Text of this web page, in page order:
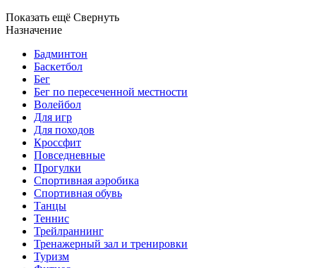
Показать ещё Свернуть
Назначение
Бадминтон
Баскетбол
Бег
Бег по пересеченной местности
Волейбол
Для игр
Для походов
Кроссфит
Повседневные
Прогулки
Спортивная аэробика
Спортивная обувь
Танцы
Теннис
Трейлраннинг
Тренажерный зал и тренировки
Туризм